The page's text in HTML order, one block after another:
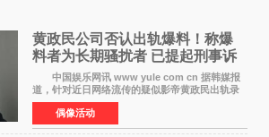
黄政民公司否认出轨爆料！称爆
料者为长期骚扰者 已提起刑事诉
中国娱乐网讯 www yule com cn 据韩媒报
道，针对近日网络流传的疑似影帝黄政民出轨录
音及短信爆料，黄政民所属经纪公司于今日正式
发表声明，明确否认相关传闻。 公司表示，
爆料者是一名长
偶像活动